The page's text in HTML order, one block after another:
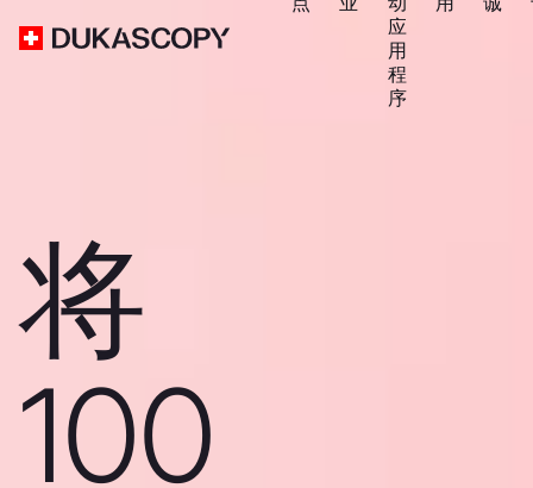
应
用
程
序
将
100